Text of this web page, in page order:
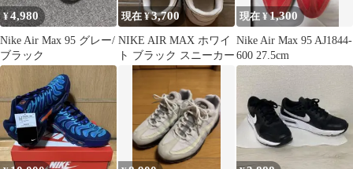
¥4,980
Nike Air Max 95 グレー/
ブラック
現在 ¥3,700
NIKE AIR MAX ホワイ
ト ブラック スニーカー
現在 ¥1,300
Nike Air Max 95 AJ1844-
600 27.5cm